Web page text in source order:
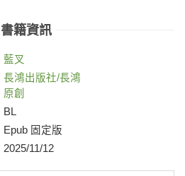
書籍資訊
藍叉
長鴻出版社/長鴻
原創
BL
Epub 固定版
2025/11/12